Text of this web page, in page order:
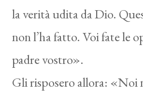
la verità udita da Dio.
non l’ha fatto. Voi fate le
padre vostro».
Gli risposero allora: «Noi